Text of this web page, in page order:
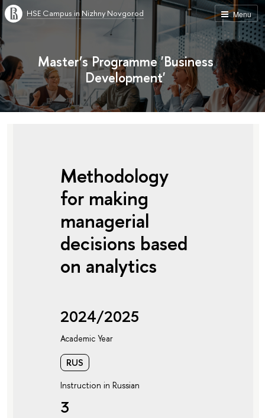
Menu
HSE Campus in Nizhny Novgorod
Master’s Programme 'Business
Development'
Methodology
for making
managerial
decisions based
on analytics
2024/2025
Academic Year
RUS
Instruction in Russian
3